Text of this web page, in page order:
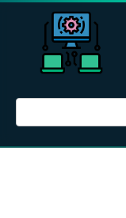
Перейти
Поиск: